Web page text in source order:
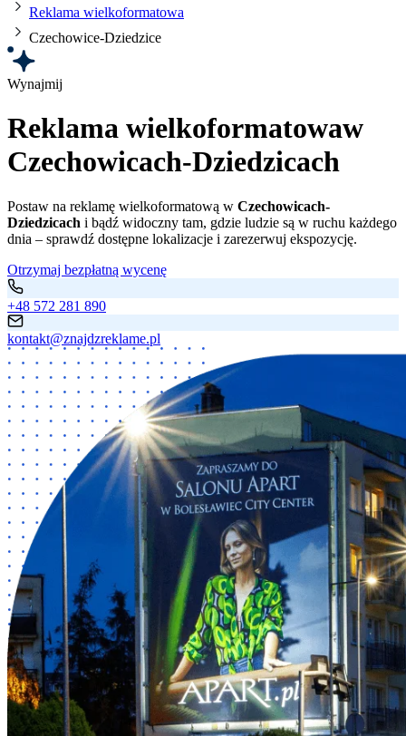
Reklama wielkoformatowa
Czechowice-Dziedzice
Wynajmij
Reklama wielkoformatowaw
Czechowicach-Dziedzicach
Postaw na reklamę wielkoformatową w Czechowicach-
Dziedzicach i bądź widoczny tam, gdzie ludzie są w ruchu każdego
dnia – sprawdź dostępne lokalizacje i zarezerwuj ekspozycję.
Otrzymaj bezpłatną wycenę
+48 572 281 890
kontakt@znajdzreklame.pl